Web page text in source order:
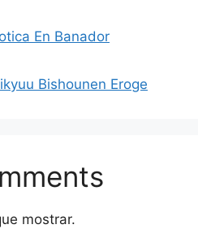
En Banador
Bishounen Eroge
mostrar.